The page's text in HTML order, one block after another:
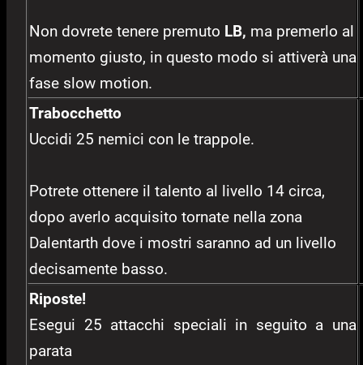
Non dovrete tenere premuto LB, ma premerlo al
momento giusto, in questo modo si attiverà una
fase slow motion.
Trabocchetto
Uccidi 25 nemici con le trappole.
Potrete ottenere il talento al livello 14 circa,
dopo averlo acquisito tornate nella zona
Dalentarth dove i mostri saranno ad un livello
decisamente basso.
Riposte!
Esegui 25 attacchi speciali in seguito a una
parata